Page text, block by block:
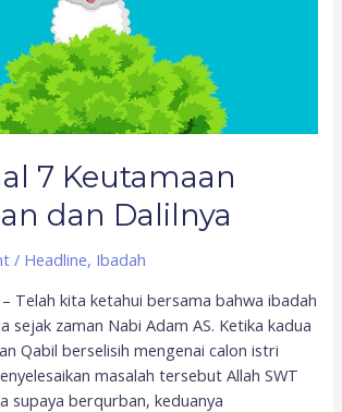
7 Keutamaan
dan Dalilnya
/ Headline, Ibadah
Telah kita ketahui bersama bahwa ibadah
sejak zaman Nabi Adam AS. Ketika kadua
Qabil berselisih mengenai calon istri
masalah tersebut Allah SWT
supaya berqurban, keduanya